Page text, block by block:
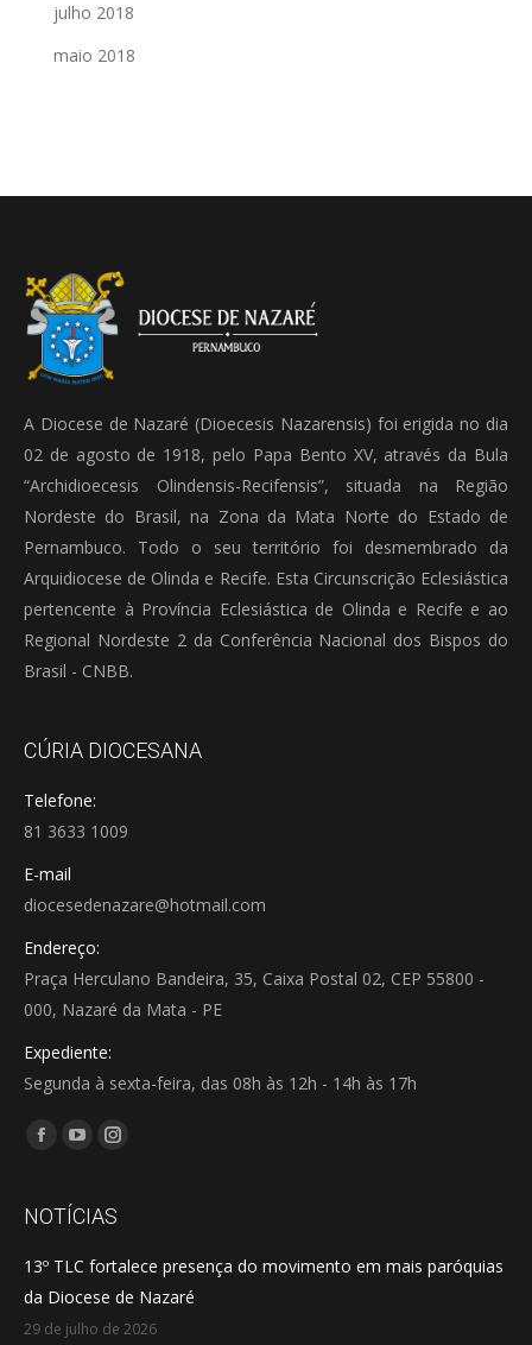
julho 2018
maio 2018
A Diocese de Nazaré (Dioecesis Nazarensis) foi erigida no dia
02 de agosto de 1918, pelo Papa Bento XV, através da Bula
“Archidioecesis Olindensis-Recifensis”, situada na Região
Nordeste do Brasil, na Zona da Mata Norte do Estado de
Pernambuco. Todo o seu território foi desmembrado da
Arquidiocese de Olinda e Recife. Esta Circunscrição Eclesiástica
pertencente à Província Eclesiástica de Olinda e Recife e ao
Regional Nordeste 2 da Conferência Nacional dos Bispos do
Brasil - CNBB.
CÚRIA DIOCESANA
Telefone:
81 3633 1009
E-mail
diocesedenazare@hotmail.com
Endereço:
Praça Herculano Bandeira, 35, Caixa Postal 02, CEP 55800 -
000, Nazaré da Mata - PE
Expediente:
Segunda à sexta-feira, das 08h às 12h - 14h às 17h
Encontre-nos em:
Facebook
opens
new
window
YouTube
opens
new
window
Instagram
opens
new
window
NOTÍCIAS
13º TLC fortalece presença do movimento em mais paróquias
da Diocese de Nazaré
29 de julho de 2026